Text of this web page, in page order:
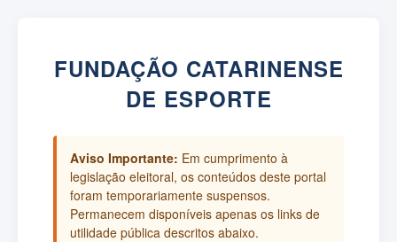
FUNDAÇÃO CATARINENSE
DE ESPORTE
Aviso Importante: Em cumprimento à
legislação eleitoral, os conteúdos deste portal
foram temporariamente suspensos.
Permanecem disponíveis apenas os links de
utilidade pública descritos abaixo.